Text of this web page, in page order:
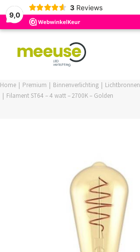
9,0
3 Reviews
LOGIN / REGISTER
WINKELWAGEN
Home Premium Binnenverlichting
Lichtbronnen
Filament ST64 – 4 watt – 2700K – Golden